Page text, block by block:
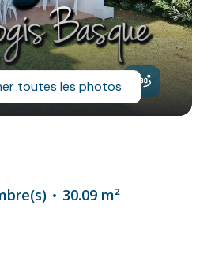
toutes les photos
30.09 m²